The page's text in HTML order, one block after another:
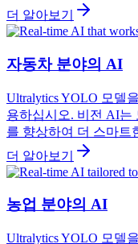
더 알아보기
자동차 분야의 AI
Ultralytics YOLO 모델
용하십시오. 비전 AI는
를 향상하여 더 스마트
더 알아보기
농업 분야의 AI
Ultralytics YOLO 모델